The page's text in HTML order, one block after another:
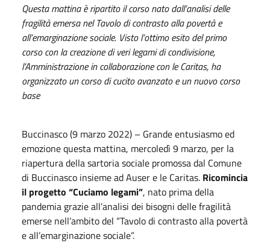
Questa mattina è ripartito il corso nato dall’analisi delle
fragilità emersa nel Tavolo di contrasto alla povertà e
all’emarginazione sociale. Visto l’ottimo esito del primo
corso con la creazione di veri legami di condivisione,
l’Amministrazione in collaborazione con le Caritas, ha
organizzato un corso di cucito avanzato e un nuovo corso
base
Buccinasco (9 marzo 2022) – Grande entusiasmo ed
emozione questa mattina, mercoledì 9 marzo, per la
riapertura della sartoria sociale promossa dal Comune
di Buccinasco insieme ad Auser e le Caritas. Ricomincia
il progetto “Cuciamo legami”, nato prima della
pandemia grazie all’analisi dei bisogni delle fragilità
emerse nell’ambito del “Tavolo di contrasto alla povertà
e all’emarginazione sociale”.